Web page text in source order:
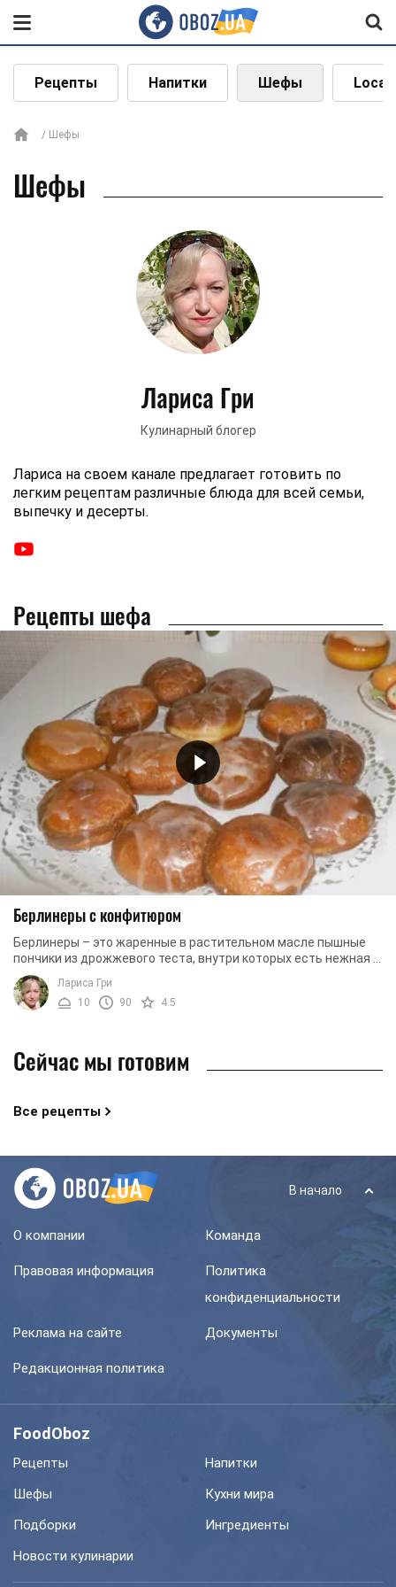
Рецепты Напитки Шефы Local
Шефы
Шефы
Лариса Гри
Кулинарный блогер
Лариса на своем канале предлагает готовить по
легким рецептам различные блюда для всей семьи,
выпечку и десерты.
Рецепты шефа
Берлинеры с конфитюром
Берлинеры – это жаренные в растительном масле пышные
пончики из дрожжевого теста, внутри которых есть нежная и
сочная начинка. Сегодня хотим ...
Лариса Гри
10
90 4.5
Сейчас мы готовим
Все рецепты
В начало
О компании Команда
Правовая информация
Политика
конфиденциальности
Реклама на сайте Документы
Редакционная политика
FoodOboz
Рецепты
Напитки
Шефы
Кухни мира
Подборки
Ингредиенты
Новости кулинарии